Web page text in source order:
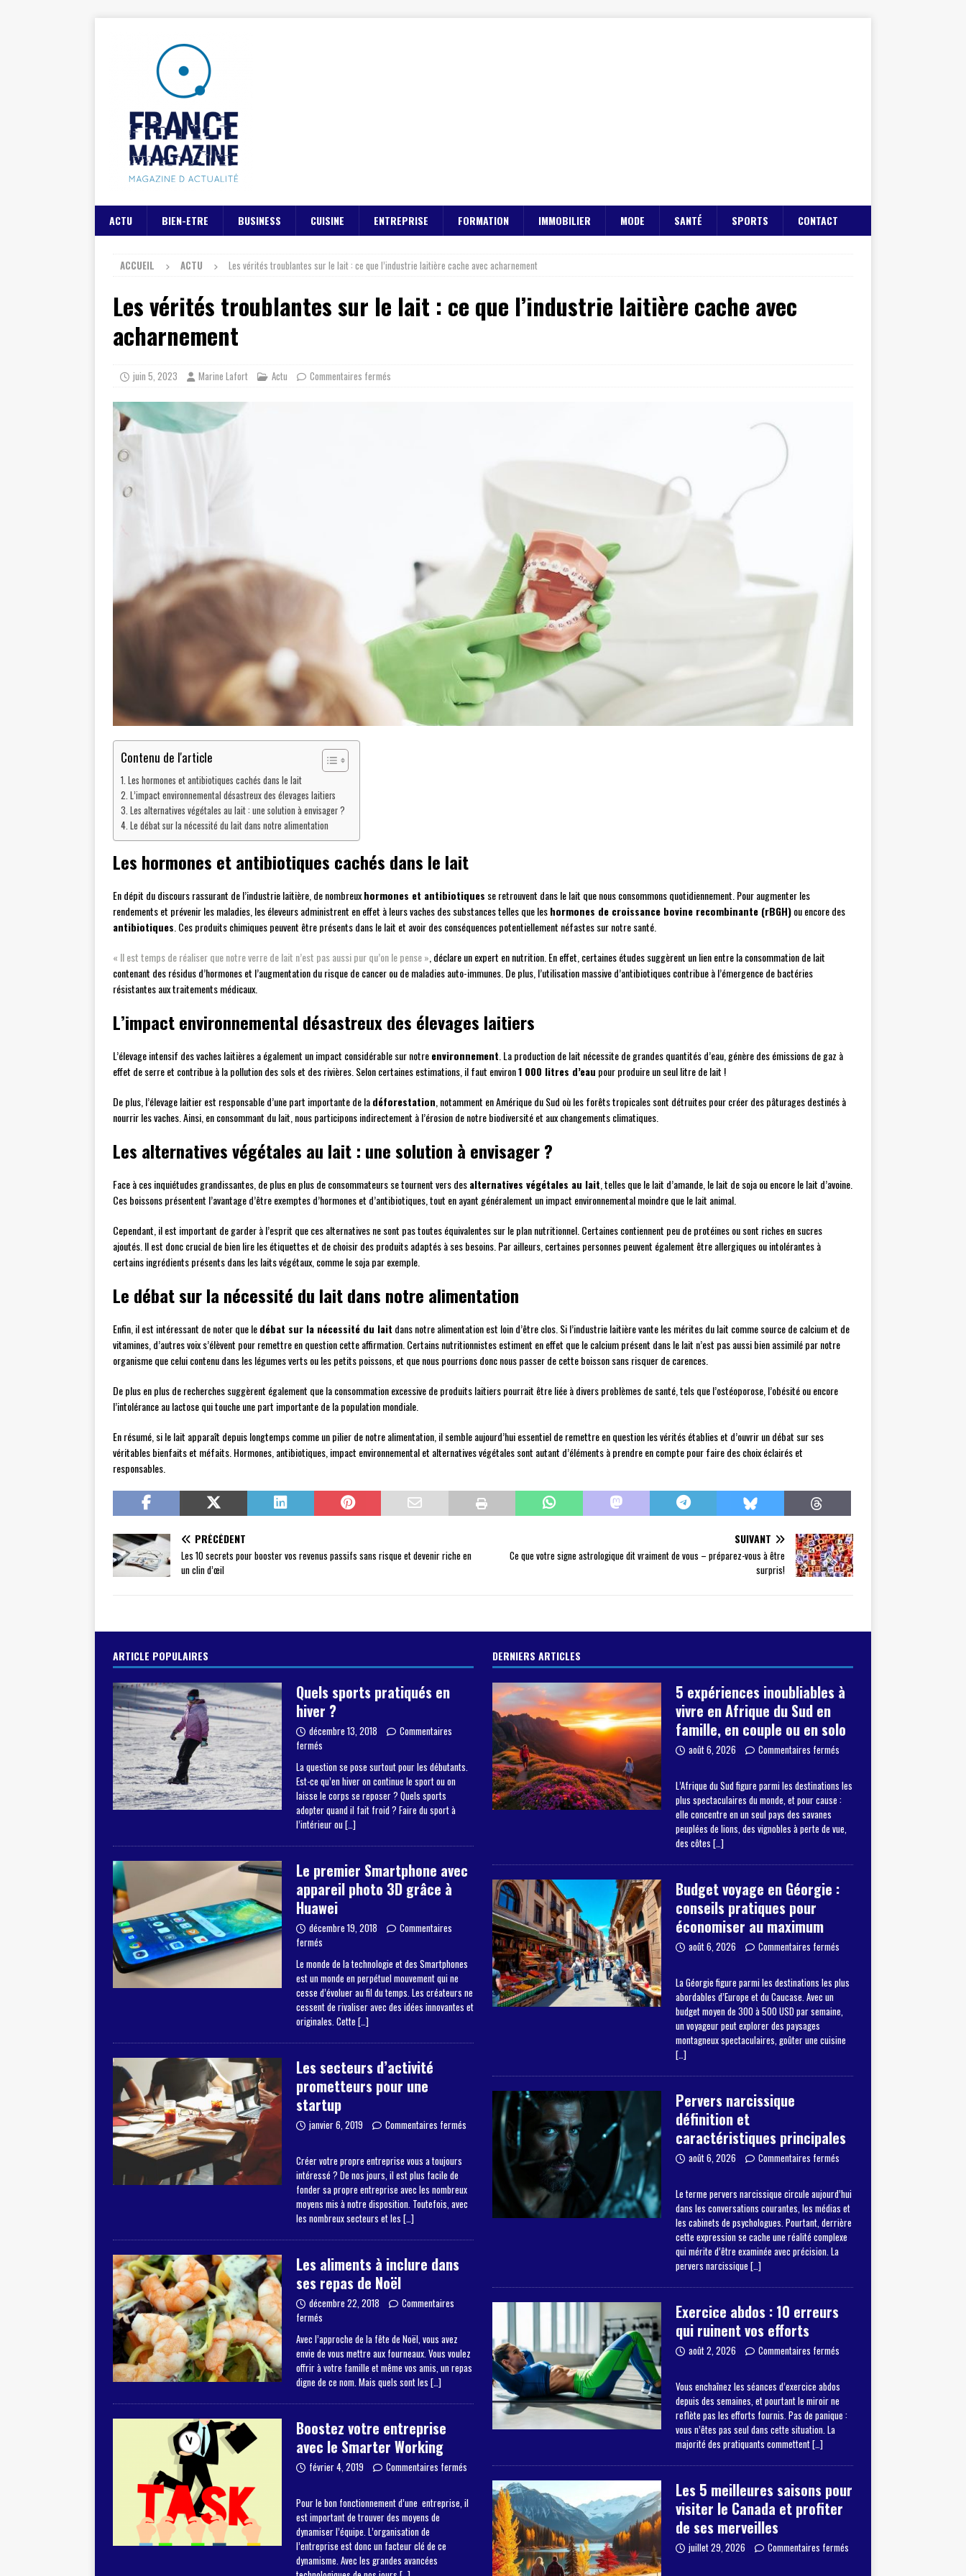
ACTU BIEN-ETRE BUSINESS CUISINE ENTREPRISE FORMATION IMMOBILIER MODE SANTÉ SPORTS CONTACT
ACCUEIL ACTU Les vérités troublantes sur le lait : ce que l’industrie laitière cache avec acharnement
Les vérités troublantes sur le lait : ce que l’industrie laitière cache avec
acharnement
juin 5, 2023 Marine Lafort Actu Commentaires fermés
Contenu de l'article
Les hormones et antibiotiques cachés dans le lait
L’impact environnemental désastreux des élevages laitiers
Les alternatives végétales au lait : une solution à envisager ?
Le débat sur la nécessité du lait dans notre alimentation
Les hormones et antibiotiques cachés dans le lait
En dépit du discours rassurant de l’industrie laitière, de nombreuxhormones et antibiotiques se retrouvent dans le lait que nous consommons quotidiennement. Pour augmenter les
rendements et prévenir les maladies, les éleveurs administrent en effet à leurs vaches des substances telles que leshormones de croissance bovine recombinante (rBGH)ou encore des
antibiotiques . Ces produits chimiques peuvent être présents dans le lait et avoir des conséquences potentiellement néfastes sur notre santé.
« Il est temps de réaliser que notre verre de lait n’est pas aussi pur qu’on le pense » , déclare un expert en nutrition. En effet, certaines études suggèrent un lien entre la consommation de lait
contenant des résidus d’hormones et l’augmentation du risque de cancer ou de maladies auto-immunes. De plus, l’utilisation massive d’antibiotiques contribue à l’émergence de bactéries
résistantes aux traitements médicaux.
L’impact environnemental désastreux des élevages laitiers
L’élevage intensif des vaches laitières a également un impact considérable sur notreenvironnement . La production de lait nécessite de grandes quantités d’eau, génère des émissions de gaz à
effet de serre et contribue à la pollution des sols et des rivières. Selon certaines estimations, il faut environ1 000 litres d’eau pour produire un seul litre de lait !
De plus, l’élevage laitier est responsable d’une part importante de ladéforestation , notamment en Amérique du Sud où les forêts tropicales sont détruites pour créer des pâturages destinés à
nourrir les vaches. Ainsi, en consommant du lait, nous participons indirectement à l’érosion de notre biodiversité et aux changements climatiques.
Les alternatives végétales au lait : une solution à envisager ?
Face à ces inquiétudes grandissantes, de plus en plus de consommateurs se tournent vers desalternatives végétales au lait , telles que le lait d’amande, le lait de soja ou encore le lait d’avoine.
Ces boissons présentent l’avantage d’être exemptes d’hormones et d’antibiotiques, tout en ayant généralement un impact environnemental moindre que le lait animal.
Cependant, il est important de garder à l’esprit que ces alternatives ne sont pas toutes équivalentes sur le plan nutritionnel. Certaines contiennent peu de protéines ou sont riches en sucres
ajoutés. Il est donc crucial de bien lire les étiquettes et de choisir des produits adaptés à ses besoins. Par ailleurs, certaines personnes peuvent également être allergiques ou intolérantes à
certains ingrédients présents dans les laits végétaux, comme le soja par exemple.
Le débat sur la nécessité du lait dans notre alimentation
Enfin, il est intéressant de noter que ledébat sur la nécessité du lait dans notre alimentation est loin d’être clos. Si l’industrie laitière vante les mérites du lait comme source de calcium et de
vitamines, d’autres voix s’élèvent pour remettre en question cette affirmation. Certains nutritionnistes estiment en effet que le calcium présent dans le lait n’est pas aussi bien assimilé par notre
organisme que celui contenu dans les légumes verts ou les petits poissons, et que nous pourrions donc nous passer de cette boisson sans risquer de carences.
De plus en plus de recherches suggèrent également que la consommation excessive de produits laitiers pourrait être liée à divers problèmes de santé, tels que l’ostéoporose, l’obésité ou encore
l’intolérance au lactose qui touche une part importante de la population mondiale.
En résumé, si le lait apparaît depuis longtemps comme un pilier de notre alimentation, il semble aujourd’hui essentiel de remettre en question les vérités établies et d’ouvrir un débat sur ses
véritables bienfaits et méfaits. Hormones, antibiotiques, impact environnemental et alternatives végétales sont autant d’éléments à prendre en compte pour faire des choix éclairés et
responsables.
PRÉCÉDENT
Les 10 secrets pour booster vos revenus passifs sans risque et devenir riche en
un clin d’œil
SUIVANT
Ce que votre signe astrologique dit vraiment de vous – préparez-vous à être
surpris!
ARTICLE POPULAIRES
Quels sports pratiqués en
hiver ?
décembre 13, 2018
Commentaires
fermés
La question se pose surtout pour les débutants.
Est-ce qu’en hiver on continue le sport ou on
laisse le corps se reposer ? Quels sports
adopter quand il fait froid ? Faire du sport à
l’intérieur ou […]
Le premier Smartphone avec
appareil photo 3D grâce à
Huawei
décembre 19, 2018
Commentaires
fermés
Le monde de la technologie et des Smartphones
est un monde en perpétuel mouvement qui ne
cesse d’évoluer au fil du temps. Les créateurs ne
cessent de rivaliser avec des idées innovantes et
originales. Cette […]
Les secteurs d’activité
prometteurs pour une
startup
janvier 6, 2019 Commentaires fermés
Créer votre propre entreprise vous a toujours
intéressé ? De nos jours, il est plus facile de
fonder sa propre entreprise avec les nombreux
moyens mis à notre disposition. Toutefois, avec
les nombreux secteurs et les […]
Les aliments à inclure dans
ses repas de Noël
décembre 22, 2018
Commentaires
fermés
Avec l’approche de la fête de Noël, vous avez
envie de vous mettre aux fourneaux. Vous voulez
offrir à votre famille et même vos amis, un repas
digne de ce nom. Mais quels sont les […]
Boostez votre entreprise
avec le Smarter Working
février 4, 2019 Commentaires fermés
Pour le bon fonctionnement d’une entreprise, il
est important de trouver des moyens de
dynamiser l’équipe. L’organisation de
l’entreprise est donc un facteur clé de ce
dynamisme. Avec les grandes avancées
DERNIERS ARTICLES
5 expériences inoubliables à
vivre en Afrique du Sud en
famille, en couple ou en solo
août 6, 2026 Commentaires fermés
L’Afrique du Sud figure parmi les destinations les
plus spectaculaires du monde, et pour cause :
elle concentre en un seul pays des savanes
peuplées de lions, des vignobles à perte de vue,
des côtes […]
Budget voyage en Géorgie :
conseils pratiques pour
économiser au maximum
août 6, 2026 Commentaires fermés
La Géorgie figure parmi les destinations les plus
abordables d’Europe et du Caucase. Avec un
budget moyen de 300 à 500 USD par semaine,
un voyageur peut explorer des paysages
montagneux spectaculaires, goûter une cuisine
[…]
Pervers narcissique
définition et
caractéristiques principales
août 6, 2026 Commentaires fermés
Le terme pervers narcissique circule aujourd’hui
dans les conversations courantes, les médias et
les cabinets de psychologues. Pourtant, derrière
cette expression se cache une réalité complexe
qui mérite d’être examinée avec précision. La
pervers narcissique […]
Exercice abdos : 10 erreurs
qui ruinent vos efforts
août 2, 2026 Commentaires fermés
Vous enchaînez les séances d’exercice abdos
depuis des semaines, et pourtant le miroir ne
reflète pas les efforts fournis. Pas de panique :
vous n’êtes pas seul dans cette situation. La
majorité des pratiquants commettent[…]
Les 5 meilleures saisons pour
visiter le Canada et profiter
de ses merveilles
juillet 29, 2026 Commentaires fermés